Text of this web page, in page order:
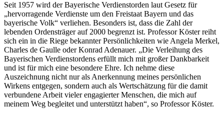
Seit 1957 wird der Bayerische Verdienstorden laut Gesetz für
„hervorragende Verdienste um den Freistaat Bayern und das
bayerische Volk“ verliehen. Besonders ist, dass die Zahl der
lebenden Ordensträger auf 2000 begrenzt ist. Professor Köster reiht
sich ein in die Riege bekannter Persönlichkeiten wie Angela Merkel,
Charles de Gaulle oder Konrad Adenauer. „Die Verleihung des
Bayerischen Verdienstordens erfüllt mich mit großer Dankbarkeit
und ist für mich eine besondere Ehre. Ich nehme diese
Auszeichnung nicht nur als Anerkennung meines persönlichen
Wirkens entgegen, sondern auch als Wertschätzung für die damit
verbundene Arbeit vieler engagierter Menschen, die mich auf
meinem Weg begleitet und unterstützt haben“, so Professor Köster.